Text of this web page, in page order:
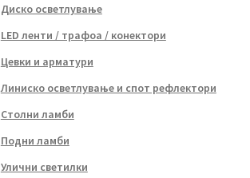
Диско осветлување
LED ленти / трафоа / конектори
Цевки и арматури
Линиско осветлување и спот рефлектори
Столни ламби
Подни ламби
Улични светилки